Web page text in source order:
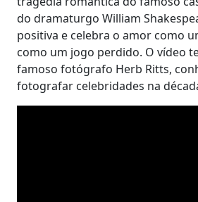
do dramaturgo William
positiva e celebra o amor como
como um jogo perdido. O vídeo
famoso fotógrafo Herb Ritts,
fotografar celebridades na